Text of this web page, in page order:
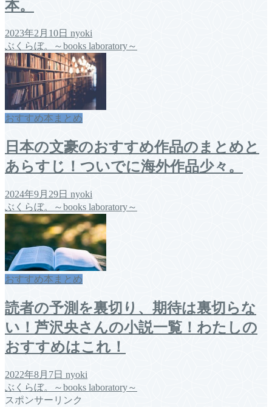
本。
2023年2月10日 nyoki
ぶくらぼ。～books laboratory～
おすすめ本まとめ
日本の文豪のおすすめ作品のまとめと
あらすじ！ついでに海外作品少々。
2024年9月29日 nyoki
ぶくらぼ。～books laboratory～
おすすめ本まとめ
読者の予測を裏切り、期待は裏切らな
い！芦沢央さんの小説一覧！わたしの
おすすめはこれ！
2022年8月7日 nyoki
ぶくらぼ。～books laboratory～
スポンサーリンク